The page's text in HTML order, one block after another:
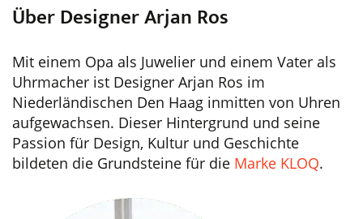
Über Designer Arjan Ros
Mit einem Opa als Juwelier und einem Vater als
Uhrmacher ist Designer Arjan Ros im
Niederländischen Den Haag inmitten von Uhren
aufgewachsen. Dieser Hintergrund und seine
Passion für Design, Kultur und Geschichte
bildeten die Grundsteine für die Marke KLOQ.